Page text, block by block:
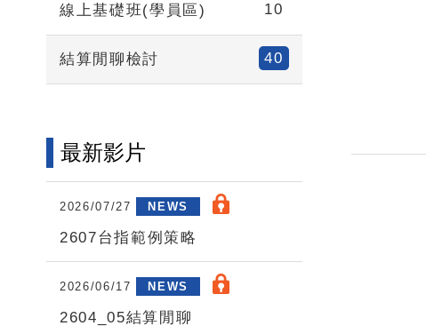
10
線上基礎班(學員區)
40
結算閒聊檢討
最新影片
2026/07/27 NEWS
2607台指範例策略
2026/06/17 NEWS
2604_05結算閒聊